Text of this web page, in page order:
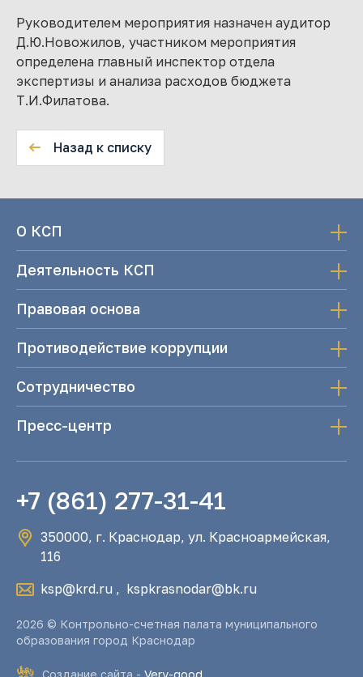
Руководителем мероприятия назначен аудитор
Д.Ю.Новожилов, участником мероприятия
определена главный инспектор отдела
экспертизы и анализа расходов бюджета
Т.И.Филатова.
Назад к списку
О КСП
Деятельность КСП
Правовая основа
Противодействие коррупции
Сотрудничество
Пресс-центр
+7 (861) 277-31-41
350000, г. Краснодар, ул. Красноармейская,
116
ksp@krd.ru , kspkrasnodar@bk.ru
2026 © Контрольно-счетная палата муниципального
образования город Краснодар
Создание сайта - Very-good